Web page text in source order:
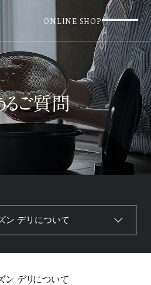
ONLINE SHOP
るご質問
ン デリについて
ン デリについて